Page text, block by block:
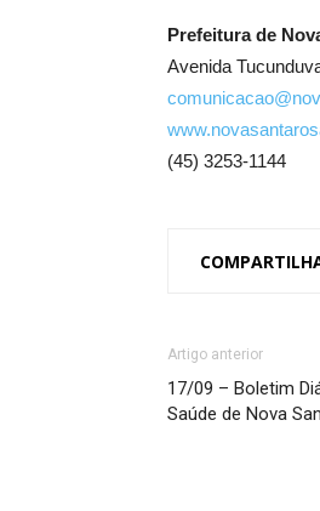
Prefeitura de
Avenida
(45) 3253-1144
Artigo anterior
17/09 – Boletim
Saúde de Nova